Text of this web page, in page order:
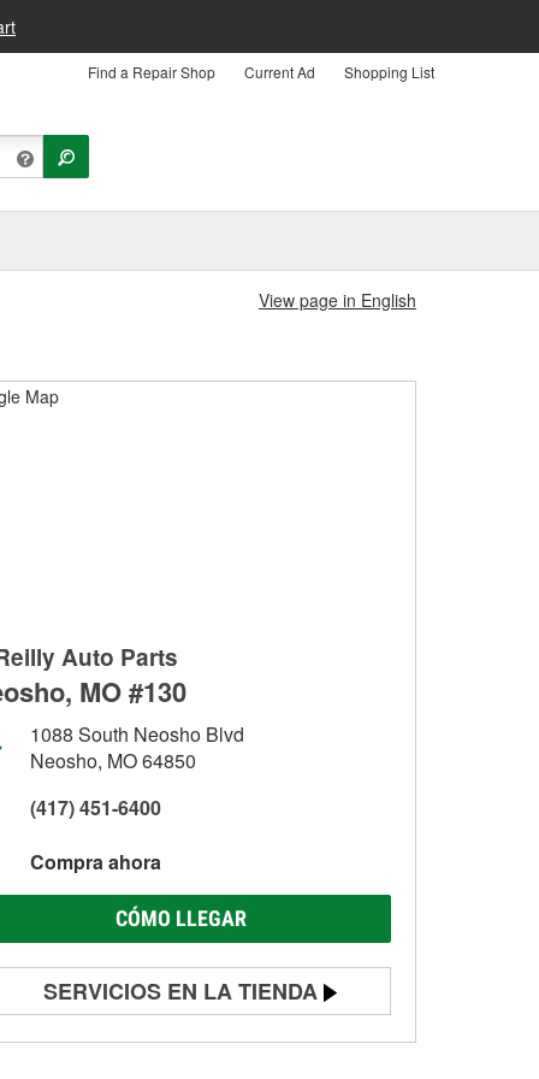
Find a Repair Shop Current Ad Shopping List
View page in English
Auto Parts
MO #130
1088 South Neosho Blvd
Neosho, MO 64850
(417) 451-6400
Compra ahora
CÓMO LLEGAR
SERVICIOS EN LA TIENDA
Prueba de batería